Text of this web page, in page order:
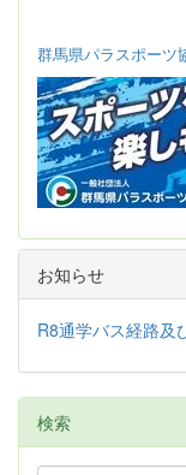
群馬県パラスポーツ
お知らせ
R8通学バス経路及
検索